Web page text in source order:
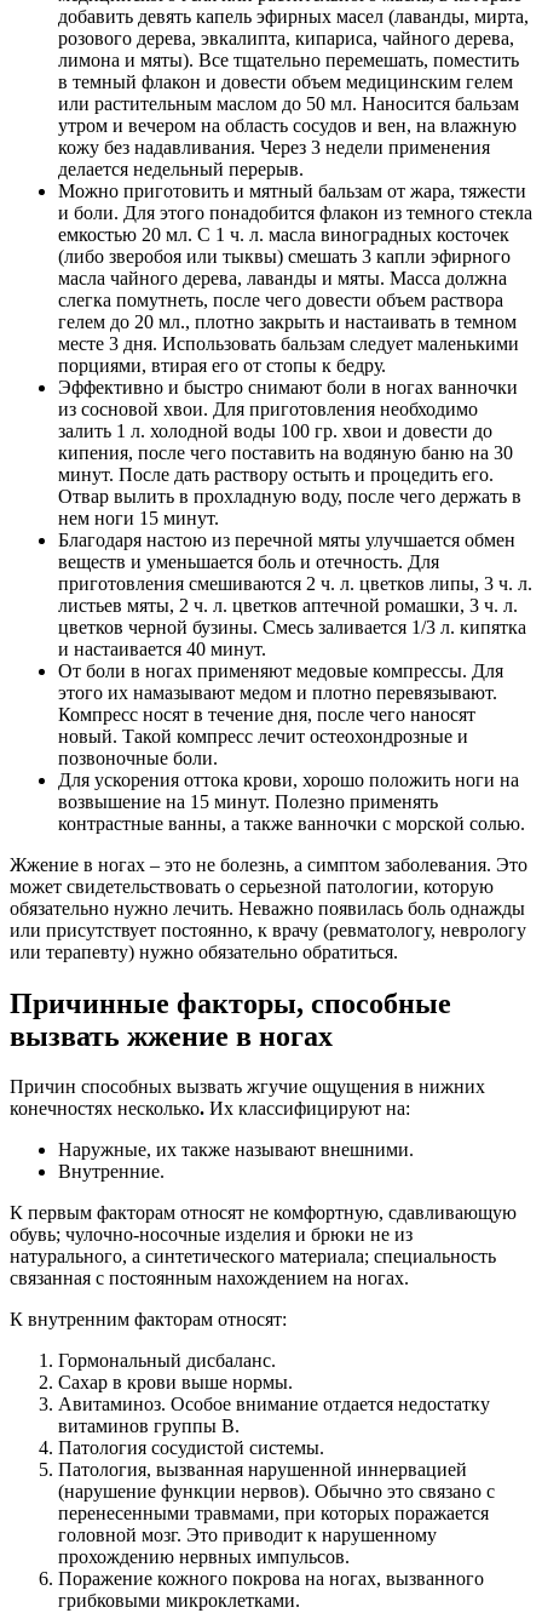
добавить девять капель эфирных масел (лаванды, мирта,
розового дерева, эвкалипта, кипариса, чайного дерева,
лимона и мяты). Все тщательно перемешать, поместить
в темный флакон и довести объем медицинским гелем
или растительным маслом до 50 мл. Наносится бальзам
утром и вечером на область сосудов и вен, на влажную
кожу без надавливания. Через 3 недели применения
делается недельный перерыв.
Можно приготовить и мятный бальзам от жара, тяжести
и боли. Для этого понадобится флакон из темного стекла
емкостью 20 мл. С 1 ч. л. масла виноградных косточек
(либо зверобоя или тыквы) смешать 3 капли эфирного
масла чайного дерева, лаванды и мяты. Масса должна
слегка помутнеть, после чего довести объем раствора
гелем до 20 мл., плотно закрыть и настаивать в темном
месте 3 дня. Использовать бальзам следует маленькими
порциями, втирая его от стопы к бедру.
Эффективно и быстро снимают боли в ногах ванночки
из сосновой хвои. Для приготовления необходимо
залить 1 л. холодной воды 100 гр. хвои и довести до
кипения, после чего поставить на водяную баню на 30
минут. После дать раствору остыть и процедить его.
Отвар вылить в прохладную воду, после чего держать в
нем ноги 15 минут.
Благодаря настою из перечной мяты улучшается обмен
веществ и уменьшается боль и отечность. Для
приготовления смешиваются 2 ч. л. цветков липы, 3 ч. л.
листьев мяты, 2 ч. л. цветков аптечной ромашки, 3 ч. л.
цветков черной бузины. Смесь заливается 1/3 л. кипятка
и настаивается 40 минут.
От боли в ногах применяют медовые компрессы. Для
этого их намазывают медом и плотно перевязывают.
Компресс носят в течение дня, после чего наносят
новый. Такой компресс лечит остеохондрозные и
позвоночные боли.
Для ускорения оттока крови, хорошо положить ноги на
возвышение на 15 минут. Полезно применять
контрастные ванны, а также ванночки с морской солью.
Жжение в ногах – это не болезнь, а симптом заболевания. Это
может свидетельствовать о серьезной патологии, которую
обязательно нужно лечить. Неважно появилась боль однажды
или присутствует постоянно, к врачу (ревматологу, неврологу
или терапевту) нужно обязательно обратиться.
Причинные факторы, способные
вызвать жжение в ногах
Причин способных вызвать жгучие ощущения в нижних
конечностях несколько. Их классифицируют на:
Наружные, их также называют внешними.
Внутренние.
К первым факторам относят не комфортную, сдавливающую
обувь; чулочно-носочные изделия и брюки не из
натурального, а синтетического материала; специальность
связанная с постоянным нахождением на ногах.
К внутренним факторам относят:
Гормональный дисбаланс.
Сахар в крови выше нормы.
Авитаминоз. Особое внимание отдается недостатку
витаминов группы В.
Патология сосудистой системы.
Патология, вызванная нарушенной иннервацией
(нарушение функции нервов). Обычно это связано с
перенесенными травмами, при которых поражается
головной мозг. Это приводит к нарушенному
прохождению нервных импульсов.
Поражение кожного покрова на ногах, вызванного
грибковыми микроклетками.